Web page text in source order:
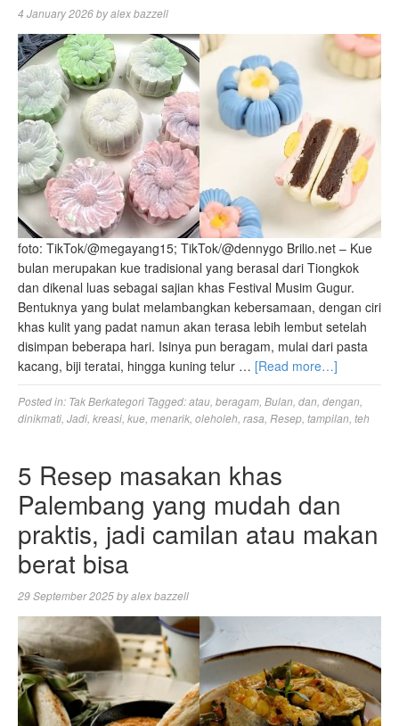
4 January 2026byalex bazzell
foto: TikTok/@megayang15; TikTok/@dennygo Brilio.net – Kue
bulan merupakan kue tradisional yang berasal dari Tiongkok
dan dikenal luas sebagai sajian khas Festival Musim Gugur.
Bentuknya yang bulat melambangkan kebersamaan, dengan ciri
khas kulit yang padat namun akan terasa lebih lembut setelah
disimpan beberapa hari. Isinya pun beragam, mulai dari pasta
kacang, biji teratai, hingga kuning telur … [Read more…]
Posted in: Tak Berkategori Tagged:atau beragam Bulan dan dengan
dinikmati Jadi kreasi kue menarik oleholeh rasa Resep tampilan teh
5 Resep masakan khas
Palembang yang mudah dan
praktis, jadi camilan atau makan
berat bisa
29 September 2025byalex bazzell